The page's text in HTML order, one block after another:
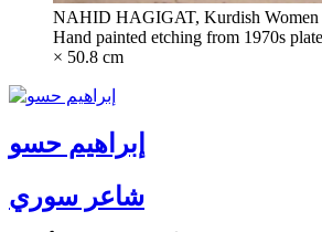
NAHID HAGIGAT, Kurdish Women
Hand painted etching from 1970s
× 50.8 cm
إبراهيم حسو
شاعر سوري